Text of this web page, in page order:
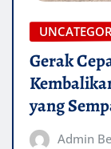
Gerak
yang
Admin